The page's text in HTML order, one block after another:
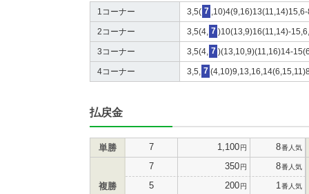
1コーナー 3,5( 7
2コーナー 3,5(4, 7 )10(13,9)16(11,14)-
3コーナー 3,5(4, 7 )(13,10,9)(11,16)14-
4コーナー 3,5, 7
払戻金
単勝 7 1,100円 8番人気
複勝
7 350円 8番人気
5 200円 1 番人気